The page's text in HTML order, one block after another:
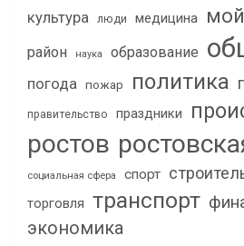
культура люди медицина
район
наука образование
погода пожар политика
правительство праздники
ростов
социальная сфера спорт
торговля транспорт
экономика